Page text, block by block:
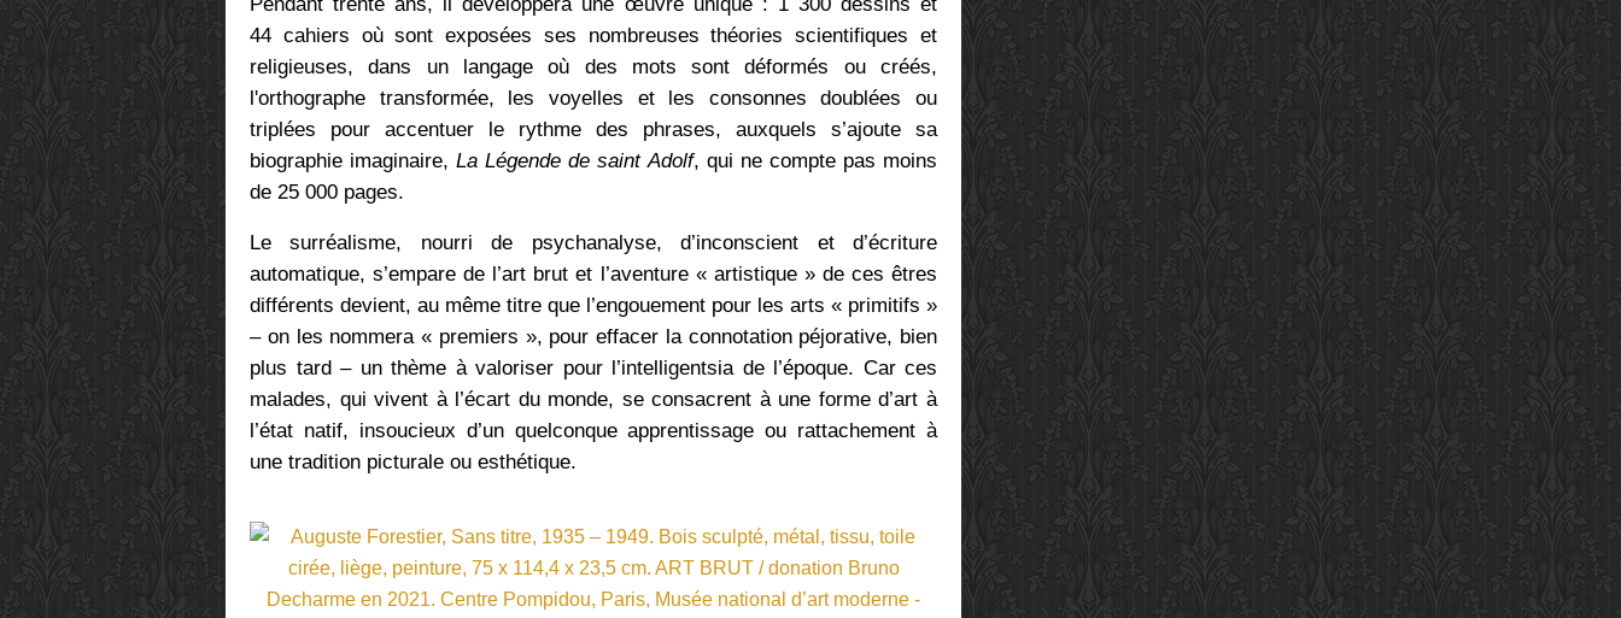
44 cahiers où sont exposées ses nombreuses théories scientifiques et
religieuses, dans un langage où des mots sont déformés ou créés,
l'orthographe transformée, les voyelles et les consonnes doublées ou
triplées pour accentuer le rythme des phrases, auxquels s’ajoute sa
biographie imaginaire,La Légende de saint Adolf, qui ne compte pas moins
de 25 000 pages.
Le surréalisme, nourri de psychanalyse, d’inconscient et d’écriture
automatique, s’empare de l’art brut et l’aventure « artistique » de ces êtres
différents devient, au même titre que l’engouement pour les arts « primitifs »
– on les nommera « premiers », pour effacer la connotation péjorative, bien
plus tard – un thème à valoriser pour l’intelligentsia de l’époque. Car ces
malades, qui vivent à l’écart du monde, se consacrent à une forme d’art à
l’état natif, insoucieux d’un quelconque apprentissage ou rattachement à
une tradition picturale ou esthétique.